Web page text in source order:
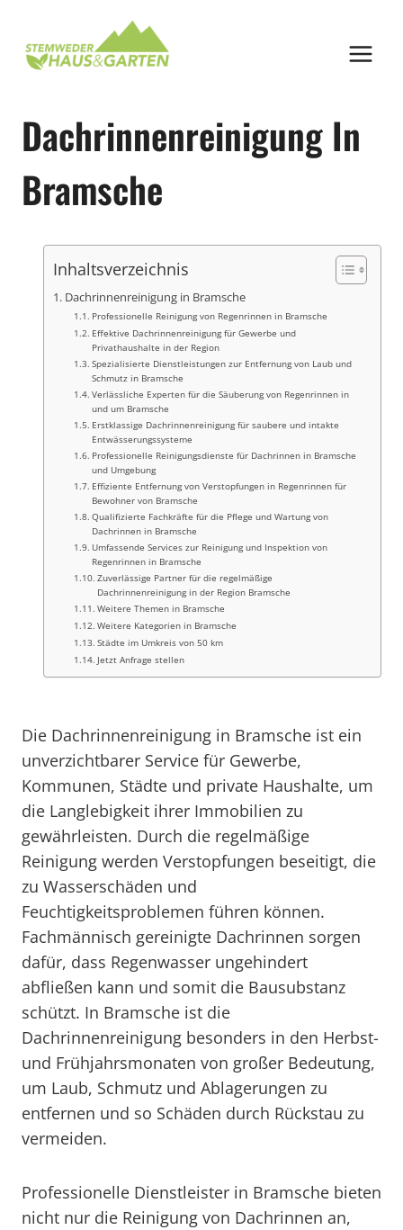
springen
Dachrinnenreinigung In
Bramsche
Inhaltsverzeichnis
Dachrinnenreinigung in Bramsche
Professionelle Reinigung von Regenrinnen in Bramsche
Effektive Dachrinnenreinigung für Gewerbe und
Privathaushalte in der Region
Spezialisierte Dienstleistungen zur Entfernung von Laub und
Schmutz in Bramsche
Verlässliche Experten für die Säuberung von Regenrinnen in
und um Bramsche
Erstklassige Dachrinnenreinigung für saubere und intakte
Entwässerungssysteme
Professionelle Reinigungsdienste für Dachrinnen in Bramsche
und Umgebung
Effiziente Entfernung von Verstopfungen in Regenrinnen für
Bewohner von Bramsche
Qualifizierte Fachkräfte für die Pflege und Wartung von
Dachrinnen in Bramsche
Umfassende Services zur Reinigung und Inspektion von
Regenrinnen in Bramsche
Zuverlässige Partner für die regelmäßige
Dachrinnenreinigung in der Region Bramsche
Weitere Themen in Bramsche
Weitere Kategorien in Bramsche
Städte im Umkreis von 50 km
Jetzt Anfrage stellen
Die Dachrinnenreinigung in Bramsche ist ein
unverzichtbarer Service für Gewerbe,
Kommunen, Städte und private Haushalte, um
die Langlebigkeit ihrer Immobilien zu
gewährleisten. Durch die regelmäßige
Reinigung werden Verstopfungen beseitigt, die
zu Wasserschäden und
Feuchtigkeitsproblemen führen können.
Fachmännisch gereinigte Dachrinnen sorgen
dafür, dass Regenwasser ungehindert
abfließen kann und somit die Bausubstanz
schützt. In Bramsche ist die
Dachrinnenreinigung besonders in den Herbst-
und Frühjahrsmonaten von großer Bedeutung,
um Laub, Schmutz und Ablagerungen zu
entfernen und so Schäden durch Rückstau zu
vermeiden.
Professionelle Dienstleister in Bramsche bieten
nicht nur die Reinigung von Dachrinnen an,